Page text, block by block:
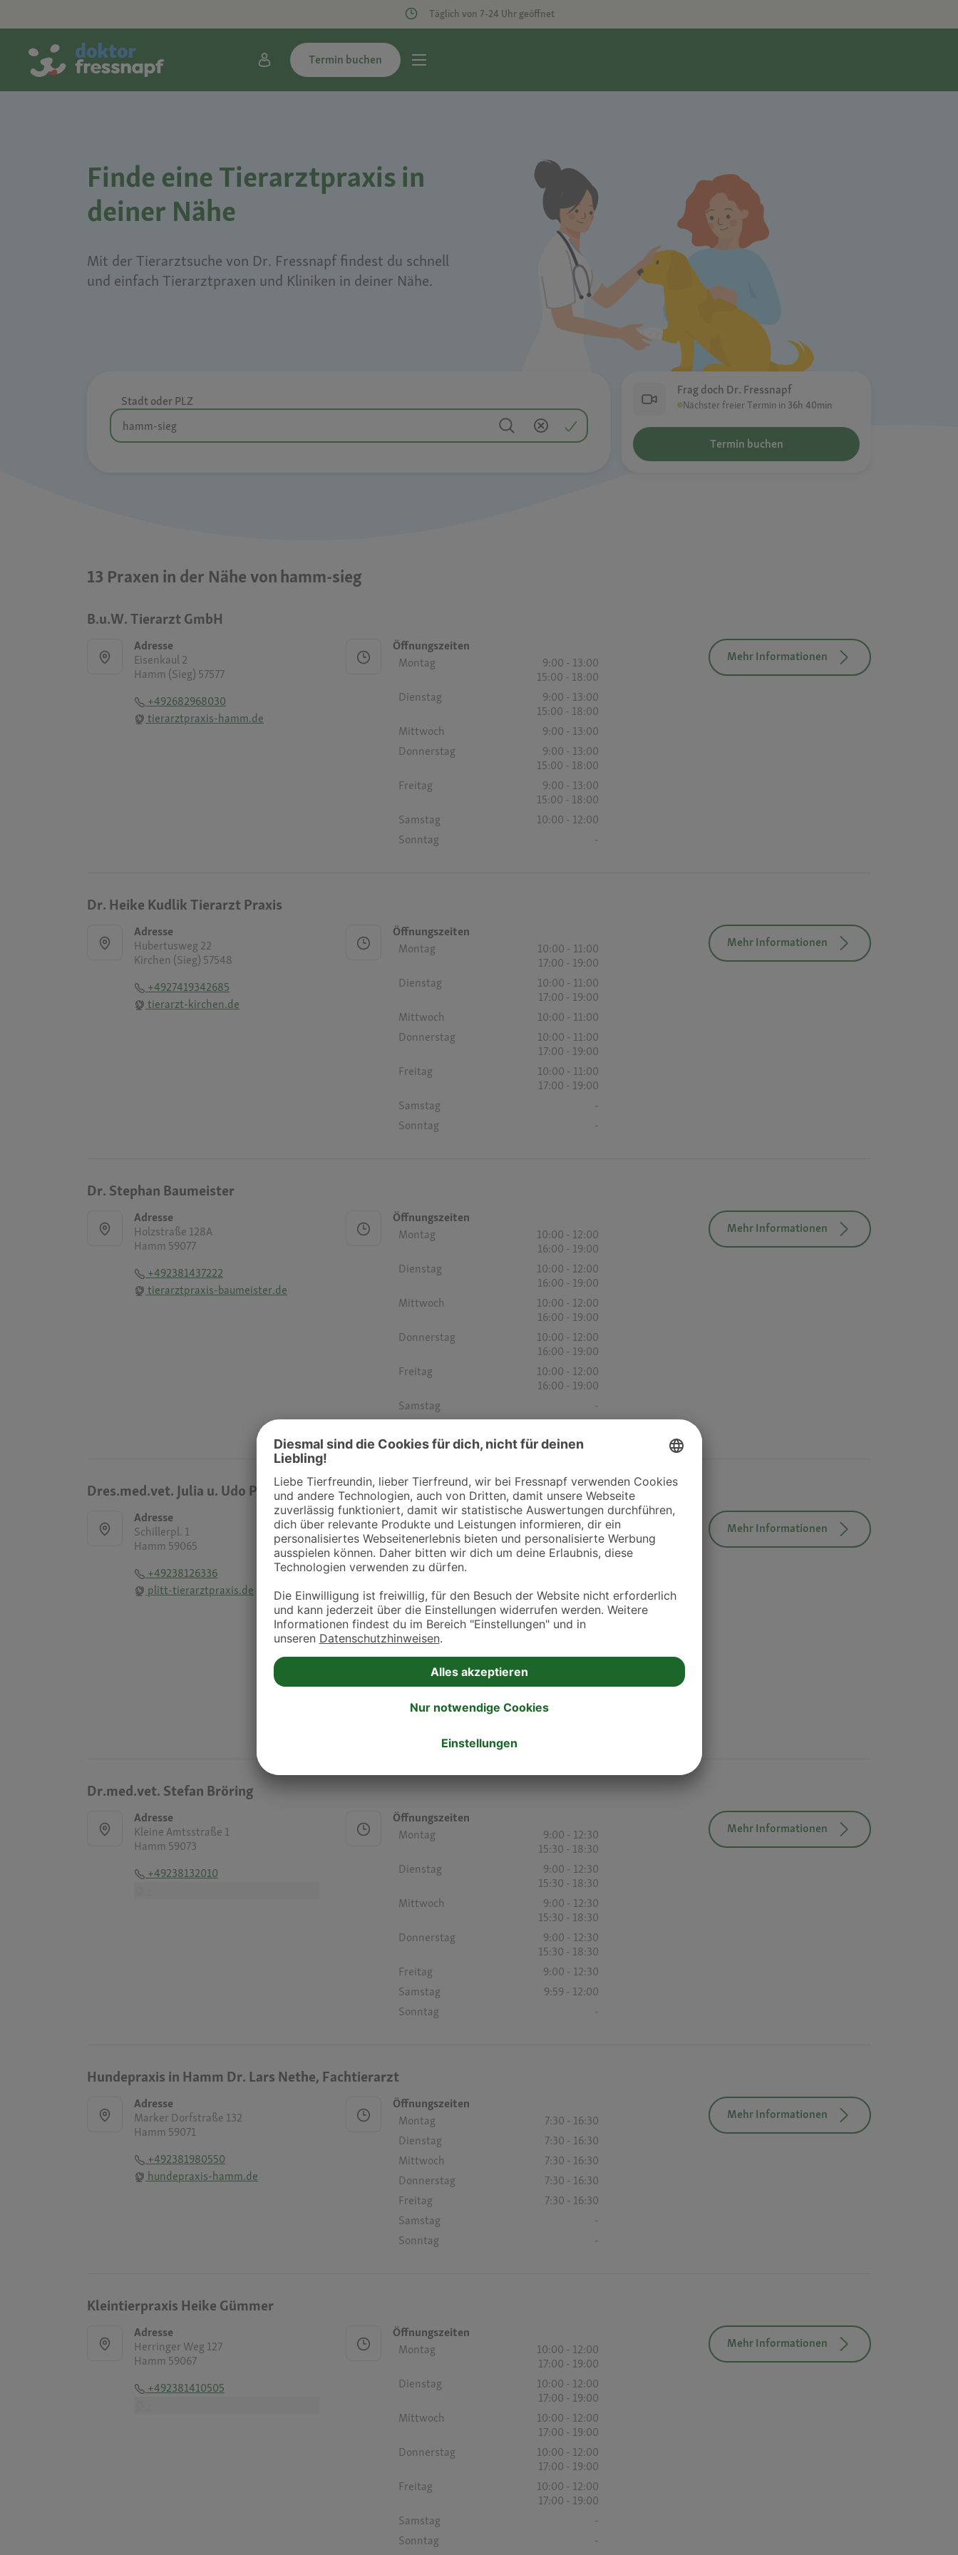
Täglich von 7-24 Uhr geöffnet
Termin buchen
Finde eine Tierarztpraxis in
deiner Nähe
Mit der Tierarztsuche von Dr. Fressnapf findest du schnell
und einfach Tierarztpraxen und Kliniken in deiner Nähe.
Stadt oder PLZ
Frag doch Dr. Fressnapf
Nächster freier Termin in 36h 40min
Termin buchen
13 Praxen in der Nähe von hamm-sieg
B.u.W. Tierarzt GmbH
Adresse
Eisenkaul 2
Hamm (Sieg) 57577
+492682968030
tierarztpraxis-hamm.de
Öffnungszeiten
Montag
9:00 - 13:00
15:00 - 18:00
Dienstag
9:00 - 13:00
15:00 - 18:00
Mittwoch
9:00 - 13:00
Donnerstag
9:00 - 13:00
15:00 - 18:00
Freitag
9:00 - 13:00
15:00 - 18:00
Samstag
10:00 - 12:00
Sonntag
-
Mehr Informationen
Dr. Heike Kudlik Tierarzt Praxis
Adresse
Hubertusweg 22
Kirchen (Sieg) 57548
+4927419342685
tierarzt-kirchen.de
Öffnungszeiten
Montag
10:00 - 11:00
17:00 - 19:00
Dienstag
10:00 - 11:00
17:00 - 19:00
Mittwoch
10:00 - 11:00
Donnerstag
10:00 - 11:00
17:00 - 19:00
Freitag
10:00 - 11:00
17:00 - 19:00
Samstag
-
Sonntag
-
Mehr Informationen
Dr. Stephan Baumeister
Adresse
Holzstraße 128A
Hamm 59077
+492381437222
tierarztpraxis-baumeister.de
Öffnungszeiten
Montag
10:00 - 12:00
16:00 - 19:00
Dienstag
10:00 - 12:00
16:00 - 19:00
Mittwoch
10:00 - 12:00
16:00 - 19:00
Donnerstag
10:00 - 12:00
16:00 - 19:00
Freitag
10:00 - 12:00
16:00 - 19:00
Samstag
-
Mehr Informationen
Dres.med.vet. Julia u. Udo Plitt
Adresse
Schillerpl. 1
Hamm 59065
+49238126336
plitt-tierarztpraxis.de
Öffnungszeiten
Montag
10:00 - 12:00
15:30 - 18:30
Dienstag
Mittwoch
10:00 - 12:00
14:00 - 16:30
Donnerstag
Freitag
15:30 - 18:30
Samstag
Mehr Informationen
Dr.med.vet. Stefan Bröring
Adresse
Kleine Amtsstraße 1
Hamm 59073
+49238132010
Öffnungszeiten
Montag
9:00 - 12:30
15:30 - 18:30
Dienstag
9:00 - 12:30
15:30 - 18:30
Mittwoch
9:00 - 12:30
15:30 - 18:30
Donnerstag
9:00 - 12:30
15:30 - 18:30
Freitag
9:00 - 12:30
Samstag
9:59 - 12:00
Sonntag
-
Mehr Informationen
Hundepraxis in Hamm Dr. Lars Nethe, Fachtierarzt
Adresse
Marker Dorfstraße 132
Hamm 59071
+492381980550
hundepraxis-hamm.de
Öffnungszeiten
Montag
7:30 - 16:30
Dienstag
7:30 - 16:30
Mittwoch
7:30 - 16:30
Donnerstag
7:30 - 16:30
Freitag
7:30 - 16:30
Samstag
-
Sonntag
-
Mehr Informationen
Kleintierpraxis Heike Gümmer
Adresse
Herringer Weg 127
Hamm 59067
+492381410505
Öffnungszeiten
Montag
10:00 - 12:00
17:00 - 19:00
Dienstag
10:00 - 12:00
17:00 - 19:00
Mittwoch
10:00 - 12:00
17:00 - 19:00
Donnerstag
10:00 - 12:00
17:00 - 19:00
Freitag
10:00 - 12:00
17:00 - 19:00
Samstag
-
Sonntag
-
Mehr Informationen